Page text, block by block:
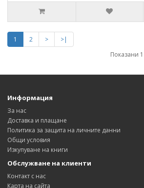
1 2 >
>|
Показани
Информация
За нас
Доставка и плащане
Политика за защита на личните данни
Общи условия
Изкупуване на книги
Обслужване на клиенти
Контакт с нас
Карта на сайта